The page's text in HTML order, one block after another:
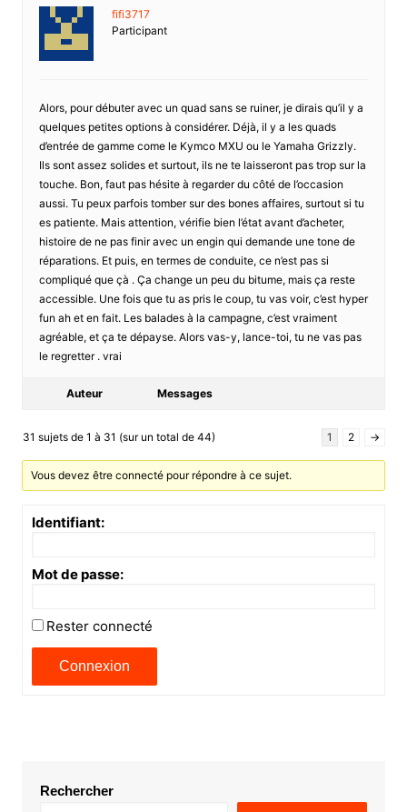
fifi3717
Participant
Alors, pour débuter avec un quad sans se ruiner, je dirais qu’il y a
quelques petites options à considérer. Déjà, il y a les quads
d’entrée de gamme come le Kymco MXU ou le Yamaha Grizzly.
Ils sont assez solides et surtout, ils ne te laisseront pas trop sur la
touche. Bon, faut pas hésite à regarder du côté de l’occasion
aussi. Tu peux parfois tomber sur des bones affaires, surtout si tu
es patiente. Mais attention, vérifie bien l’état avant d’acheter,
histoire de ne pas finir avec un engin qui demande une tone de
réparations. Et puis, en termes de conduite, ce n’est pas si
compliqué que çà . Ça change un peu du bitume, mais ça reste
accessible. Une fois que tu as pris le coup, tu vas voir, c’est hyper
fun ah et en fait. Les balades à la campagne, c’est vraiment
agréable, et ça te dépayse. Alors vas-y, lance-toi, tu ne vas pas
le regretter . vrai
Auteur Messages
31 sujets de 1 à 31 (sur un total de 44) 1 2 →
Vous devez être connecté pour répondre à ce sujet.
Identifiant:
Mot de passe:
Rester connecté
Connexion
Rechercher